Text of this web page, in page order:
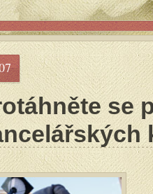
se